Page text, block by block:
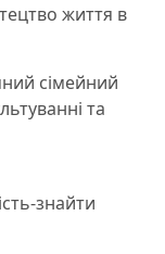
життя в
сімейний
та
знайти